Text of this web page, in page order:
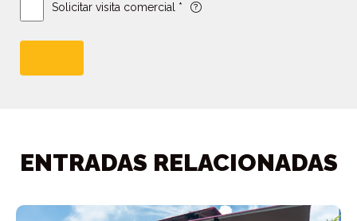
Solicitar visita comercial *
ENTRADAS RELACIONADAS